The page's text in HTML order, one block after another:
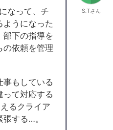
なって、チ
ようになった
部下の指導を
の依頼を管理
事もしている
って対応する
るクライア
する…。
S.Tさん